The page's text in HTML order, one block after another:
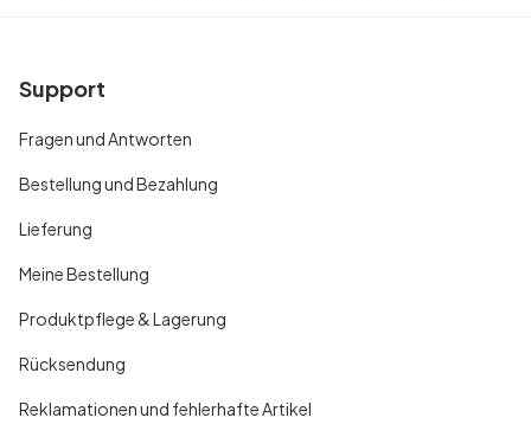
Support
Fragen und Antworten
Bestellung und Bezahlung
Lieferung
Meine Bestellung
Produktpflege & Lagerung
Rücksendung
Reklamationen und fehlerhafte Artikel